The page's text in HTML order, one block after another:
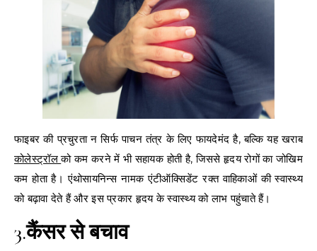
फाइबर की प्रचुरता न सिर्फ पाचन तंत्र के लिए फायदेमंद है, बल्कि यह खराब
कोलेस्ट्रॉलको कम करने में भी सहायक होती है, जिससे हृदय रोगों का जोखिम
कम होता है। एंथोसायनिन्स नामक एंटीऑक्सिडेंट रक्त वाहिकाओं की स्वास्थ्य
को बढ़ावा देते हैं और इस प्रकार हृदय के स्वास्थ्य को लाभ पहुंचाते हैं।
3.कैंसर से बचाव